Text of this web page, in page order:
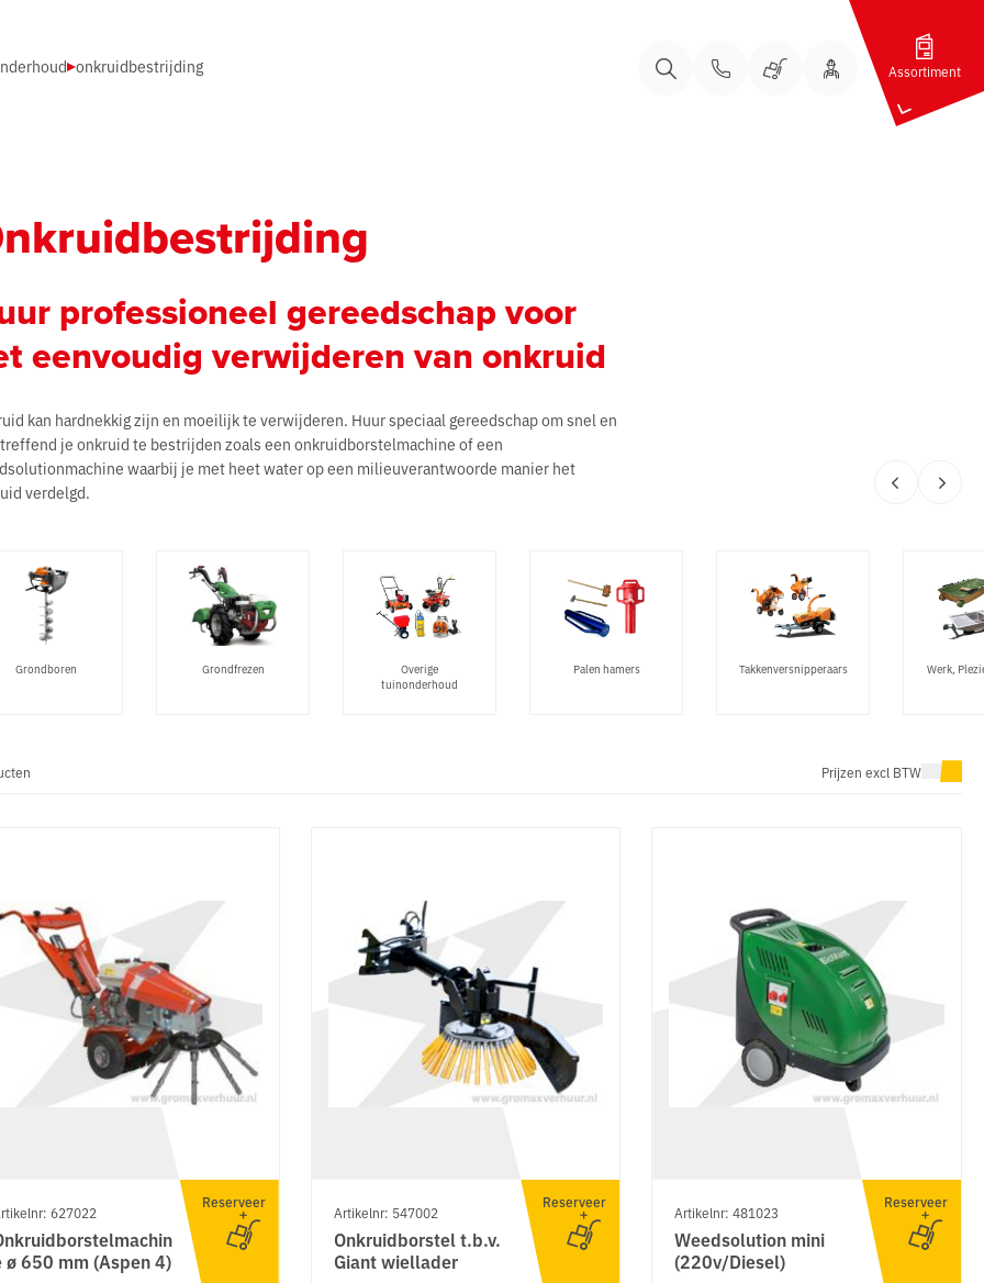
Bel onsBel onsWinkelwagen
Uw Account
Assortiment
onkruidbestrijding
professioneel gereedschap voor
eenvoudig verwijderen van onkruid
kan hardnekkig zijn en moeilijk te verwijderen. Huur speciaal gereedschap om snel en
je onkruid te bestrijden zoals een onkruidborstelmachine of een
waarbij je met heet water op een milieuverantwoorde manier het
verdelgd.
Grondboren Grondfrezen
Overige
tuinonderhoud
Palen hamers Takkenversnipperaars Werk,
Prijzen excl BTW
627022
ø 650 mm (Aspen 4)
Reserveer
Artikelnr: 547002
Onkruidborstel t.b.v.
Giant wiellader
Reserveer
Artikelnr: 481023
Weedsolution mini
(220v/Diesel)
Reserveer